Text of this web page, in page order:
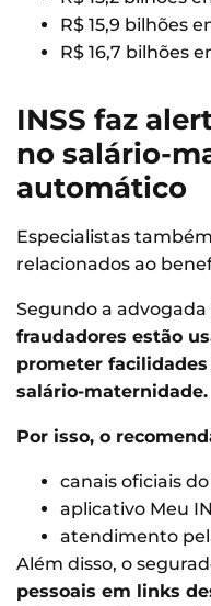
R$ 15,9 bilhões
R$ 16,7 bilhões
INSS faz
no salário-
automático
Especialistas
relacionados ao
Segundo a
fraudadores estão
prometer
salário-maternidade.
Por isso, o
canais oficiais do
aplicativo Meu
atendimento
Além disso, o
pessoais em links